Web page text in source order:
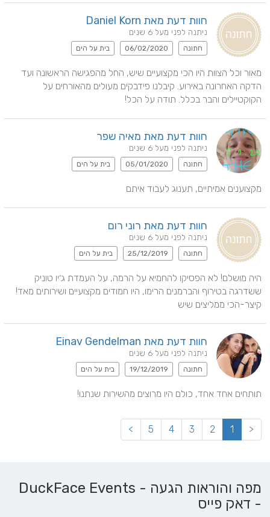
חוות דעת מאת Daniel Korn
ניתנה לפני מעל 6 שנים
חתונה 06/02/2020 בית על הים
הקוקטיילים והבר בכלל. תודה על הכל!
חוות דעת מאת מאיה שפר
ניתנה לפני מעל 6 שנים
חתונה 05/01/2020 בית על הים
מקצוענים אמיתיים, תענוג לעבוד איתם
חוות דעת מאת רוני רום
ניתנה לפני מעל 6 שנים
חתונה 25/12/2019 בית על הים
קיצר-הכי ממליצים שיש
חוות דעת מאת Einav Gendelman
ניתנה לפני מעל 6 שנים
חתונה 19/12/2019 בית על הים
תותחים אחד אחד, כולם היו מרוצים מהשירות שנתנו!
<
1
2
3
4
5
>
מפה והוראות הגעה - DuckFace Events
- דאק פייס